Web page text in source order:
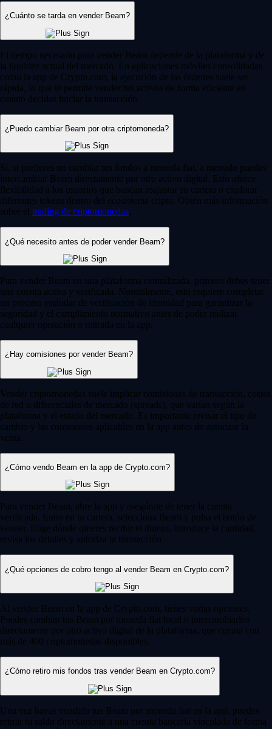
¿Cuánto se tarda en vender Beam?
El tiempo necesario para vender Beam depende de la plataforma y de
la liquidez actual del mercado. En aplicaciones móviles consolidadas
como la app de Crypto.com, la ejecución de las órdenes suele ser
rápida, lo que te permite vender tus activos de forma eficiente en
cuanto decidas iniciar la transacción.
¿Puedo cambiar Beam por otra criptomoneda?
Sí, si prefieres no cambiar tus fondos a moneda fiat, a menudo puedes
intercambiar Beam directamente por otro activo digital. Esto ofrece
flexibilidad a los usuarios que buscan reajustar su cartera o explorar
diferentes tokens dentro del ecosistema cripto. Obtén más información
sobre el trading de criptomonedas
¿Qué necesito antes de poder vender Beam?
Para vender Beam en una plataforma centralizada, primero debes tener
una cuenta activa y verificada. Normalmente, esto requiere completar
un proceso estándar de verificación de identidad para garantizar la
seguridad y el cumplimiento normativo antes de poder realizar
cualquier operación o retirada en la app.
¿Hay comisiones por vender Beam?
Vender criptomonedas suele implicar comisiones de transacción, costes
de red o diferenciales de mercado (spreads), que varían según la
plataforma y el estado del mercado. Es importante revisar el tipo de
cambio y las comisiones aplicables en la app antes de autorizar la
venta.
¿Cómo vendo Beam en la app de Crypto.com?
Para vender Beam, abre la app y asegúrate de tener la cuenta
verificada. Entra en tu cartera, selecciona Beam y pulsa el botón de
vender. Elige dónde quieres recibir el dinero, introduce la cantidad,
revisa los detalles y autoriza la transacción.
¿Qué opciones de cobro tengo al vender Beam en Crypto.com?
Al vender Beam en la app de Crypto.com, tienes varias opciones.
Puedes cambiar tus Beam por moneda fiat local o intercambiarlos
directamente por otro activo digital de la plataforma, que cuenta con
más de 400 criptomonedas disponibles.
¿Cómo retiro mis fondos tras vender Beam en Crypto.com?
Una vez hayas vendido tus Beam por moneda fiat en la app, puedes
retirar tu saldo directamente a una cuenta bancaria vinculada de forma